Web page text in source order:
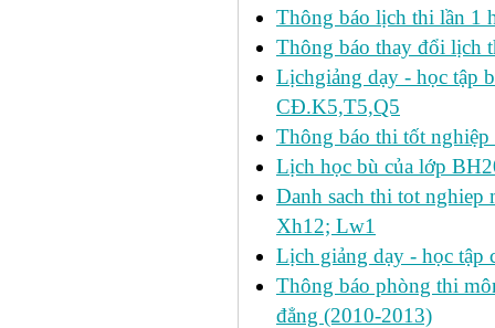
Thông báo lịch thi lần 1
Thông báo thay đổi lịch
Lịchgiảng dạy - học tập
CĐ.K5,T5,Q5
Thông báo thi tốt nghiệp
Lịch học bù của lớp
Danh sach thi tot
Xh12; Lw1
Lịch giảng dạy - học tập
Thông báo phòng thi
đẳng (2010-2013)